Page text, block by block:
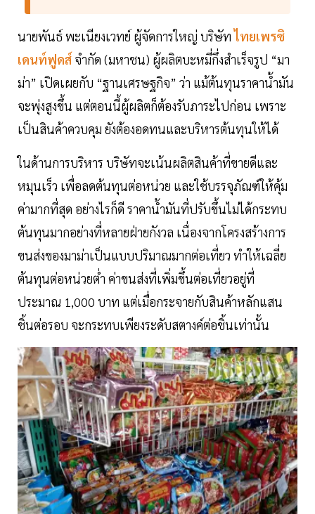
นายพันธ์ พะเนียงเวทย์ ผู้จัดการใหญ่ บริษัทไทยเพรซิ
เดนท์ฟูดส์ จำกัด (มหาชน) ผู้ผลิตบะหมี่กึ่งสำเร็จรูป “มา
ม่า” เปิดเผยกับ “ฐานเศรษฐกิจ” ว่า แม้ต้นทุนราคาน้ำมัน
จะพุ่งสูงขึ้น แต่ตอนนี้ผู้ผลิตก็ต้องรับภาระไปก่อน เพราะ
เป็นสินค้าควบคุม ยังต้องอดทนและบริหารต้นทุนให้ได้
ในด้านการบริหาร บริษัทจะเน้นผลิตสินค้าที่ขายดีและ
หมุนเร็ว เพื่อลดต้นทุนต่อหน่วย และใช้บรรจุภัณฑ์ให้คุ้ม
ค่ามากที่สุด อย่างไรก็ดี ราคาน้ำมันที่ปรับขึ้นไม่ได้กระทบ
ต้นทุนมากอย่างที่หลายฝ่ายกังวล เนื่องจากโครงสร้างการ
ขนส่งของมาม่าเป็นแบบปริมาณมากต่อเที่ยว ทำให้เฉลี่ย
ต้นทุนต่อหน่วยต่ำ ค่าขนส่งที่เพิ่มขึ้นต่อเที่ยวอยู่ที่
ประมาณ 1,000 บาท แต่เมื่อกระจายกับสินค้าหลักแสน
ชิ้นต่อรอบ จะกระทบเพียงระดับสตางค์ต่อชิ้นเท่านั้น